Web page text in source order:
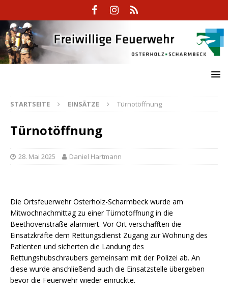
STARTSEITE EINSÄTZE Türnotöffnung
Türnotöffnung
28. Mai 2025 Daniel Hartmann
Die Ortsfeuerwehr Osterholz-Scharmbeck wurde am
Mitwochnachmittag zu einer Türnotöffnung in die
Beethovenstraße alarmiert. Vor Ort verschafften die
Einsatzkräfte dem Rettungsdienst Zugang zur Wohnung des
Patienten und sicherten die Landung des
Rettungshubschraubers gemeinsam mit der Polizei ab. An
diese wurde anschließend auch die Einsatzstelle übergeben
bevor die Feuerwehr wieder einrückte.